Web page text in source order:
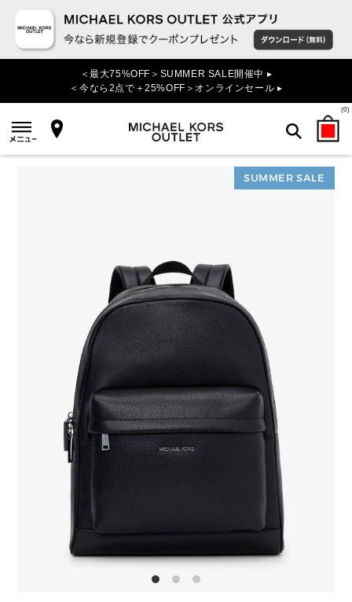
＜最大75%OFF＞SUMMER SALE開催中 ▸
＜今なら2点で＋25%OFF＞オンラインセール ▸
(0)
検索
SUMMER SALE